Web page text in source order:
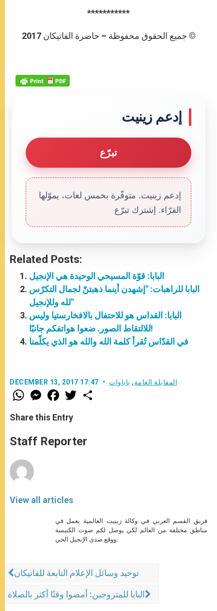
***********
© جميع الحقوق محفوظة – حاضرة الفاتيكان 2017
إدعم زينيت
تبرّع
إدعم زينيت. متوفّرة بخمس لغات، يموّلها
القرّاء. إشترك تبرّع
Related Posts:
البابا: قوّة المسيحي الوحيدة هي الإنجيل
البابا للراهبات: "إشهدن أينما ذهبتنّ لجمال التكرّس
لله وللإنجيل"
البابا: القداس هو للاحتفال بالافخارستيا وليس
للالتقاط الصور. ضعوا هواتفكم جانبًا!
في القدّاس تُقرأ كلمة الله والله هو الذي يكلّمنا
DECEMBER 13, 2017 17:47 المقابلة العامة, باباوات
W
h
t
s
p
p
M
e
s
e
g
e
F
a
e
b
o
k
w
r
Share this Entry
Staff Reporter
View all articles
فريق القسم العربي في وكالة زينيت العالمية يعمل في
مناطق مختلفة من العالم لكي يوصل لكم صوت الكنيسة
ووقع صدى الإنجيل الحي.
توحيد وسائل الإعلام التابعة للفاتيكان
البابا للمتزوجين: أمضوا وقتًا أكثر بالصلاة